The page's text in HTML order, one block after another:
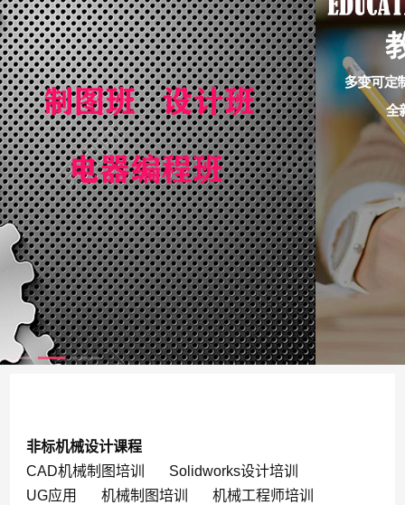
非标机械设计课程
CAD机械制图培训
Solidworks设计培训
UG应用
机械制图培训
机械工程师培训